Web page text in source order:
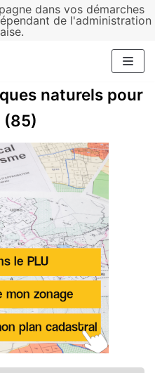
dans vos démarches
de l'administration
naturels pour
(85)